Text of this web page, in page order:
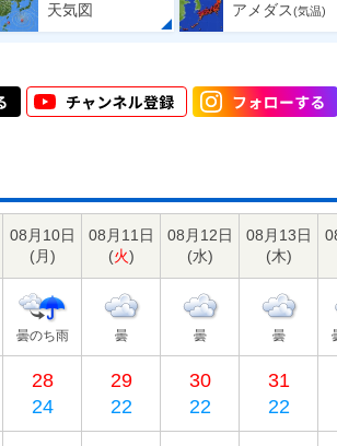
天気図 アメダス(気温)
08月10日
(月)
08月11日
(火)
08月12日
(水)
08月13日
(木)
曇のち雨 曇 曇 曇
28
24
29
22
30
22
31
22